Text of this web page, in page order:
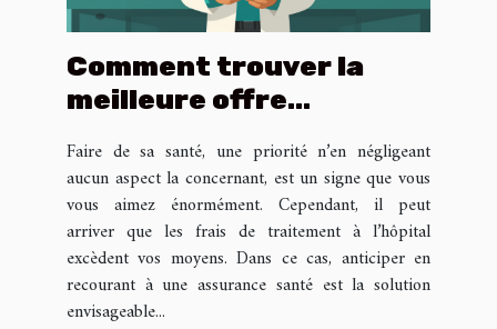
Comment trouver la
meilleure offre
Faire de sa santé, une priorité n’en négligeant
aucun aspect la concernant, est un signe que vous
vous aimez énormément. Cependant, il peut
arriver que les frais de traitement à l’hôpital
excèdent vos moyens. Dans ce cas, anticiper en
recourant à une assurance santé est la solution
envisageable...